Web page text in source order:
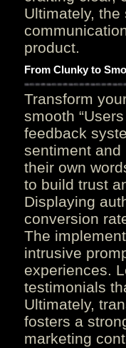
Ultimately,
product.
From Clunky to
Transform
smooth
feedback
sentiment and
their own
to build trust
Displaying
conversion
The
intrusive
experiences.
testimonials
Ultimately,
fosters a
marketing